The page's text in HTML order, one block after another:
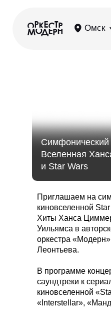
Приглашаем на
киновселенной
Хиты Ханса
Уильямса в
оркестра
Леонтьева.
В программе
саундтреки к
киновселенной
«Interstellar»,
Симфонический
Вселенная
и Star Wars